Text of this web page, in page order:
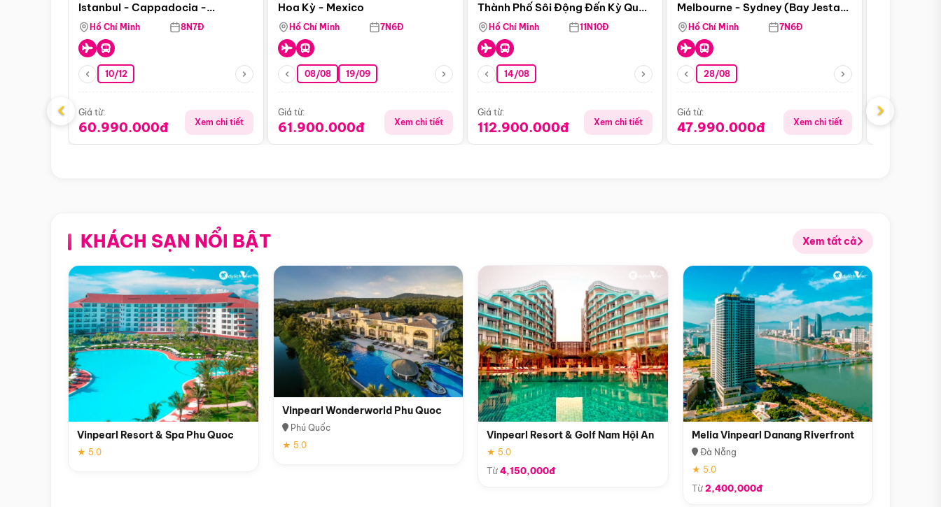
Istanbul - Cappadocia -
Pamukkale
Hồ Chí Minh 8N7Đ
10/12
Giá từ:
60.990.000đ Xem chi tiết
Hoa Kỳ - Mexico
Hồ Chí Minh 7N6Đ
08/08 19/09
Giá từ:
61.900.000đ Xem chi tiết
Thành Phố Sôi Động Đến Kỳ Quan
Thiên Nhiên Mỹ
Hồ Chí Minh 11N10Đ
14/08
Giá từ:
112.900.000đ Xem chi tiết
Melbourne - Sydney (Bay Jestar
Airways)
Hồ Chí Minh 7N6Đ
28/08
Giá từ:
47.990.000đ Xem chi tiết
Giá từ:
‹ ›
KHÁCH SẠN NỔI BẬT Xem tất cả
Vinpearl Resort & Spa Phu Quoc
★ 5.0
Vinpearl Wonderworld Phu Quoc
Phú Quốc
★ 5.0
Vinpearl Resort & Golf Nam Hội An
★ 5.0
Từ4,150,000đ
Melia Vinpearl Danang Riverfront
Đà Nẵng
★ 5.0
Từ2,400,000đ